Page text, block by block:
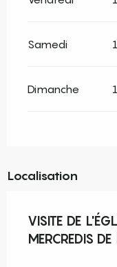
Samedi
Dimanche
Localisation
VISITE DE
MERCREDIS